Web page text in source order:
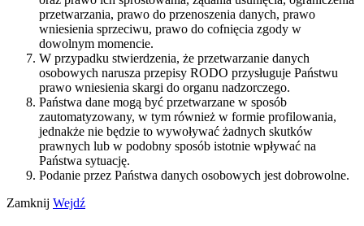
przetwarzania, prawo do przenoszenia danych, prawo
wniesienia sprzeciwu, prawo do cofnięcia zgody w
dowolnym momencie.
W przypadku stwierdzenia, że przetwarzanie danych
osobowych narusza przepisy RODO przysługuje Państwu
prawo wniesienia skargi do organu nadzorczego.
Państwa dane mogą być przetwarzane w sposób
zautomatyzowany, w tym również w formie profilowania,
jednakże nie będzie to wywoływać żadnych skutków
prawnych lub w podobny sposób istotnie wpływać na
Państwa sytuację.
Podanie przez Państwa danych osobowych jest dobrowolne.
Zamknij Wejdź